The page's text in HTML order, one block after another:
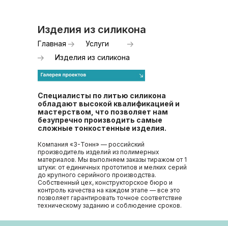
Изделия из силикона
Услуги
Главная
Изделия из силикона
Компания «3-Тонн» — российский
производитель изделий из полимерных
материалов. Мы выполняем заказы тиражом от 1
штуки: от единичных прототипов и мелких серий
до крупного серийного производства.
Собственный цех, конструкторское бюро и
контроль качества на каждом этапе — все это
позволяет гарантировать точное соответствие
техническому заданию и соблюдение сроков.
Специалисты по литью силикона
обладают высокой квалификацией и
мастерством, что позволяет нам
безупречно производить самые
сложные тонкостенные изделия.